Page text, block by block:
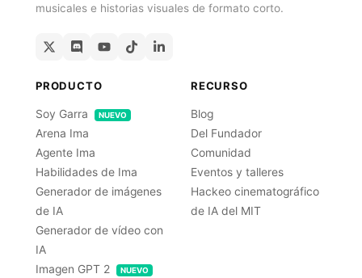
musicales e historias visuales de formato corto.
PRODUCTO
Soy Garra NUEVO
Arena Ima
Agente Ima
Habilidades de Ima
Generador de imágenes
de IA
Generador de vídeo con
IA
Imagen GPT 2
NUEVO
RECURSO
Blog
Del Fundador
Comunidad
Eventos y talleres
Hackeo cinematográfico
de IA del MIT